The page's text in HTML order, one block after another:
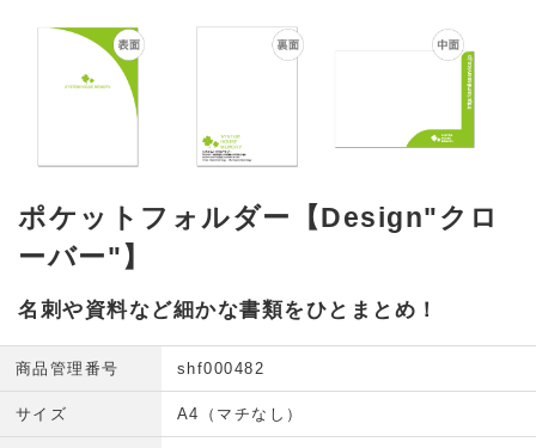
ポケットフォルダー【Design"クロ
ーバー"】
名刺や資料など細かな書類をひとまとめ！
商品管理番号 shf000482
サイズ A4（マチなし）